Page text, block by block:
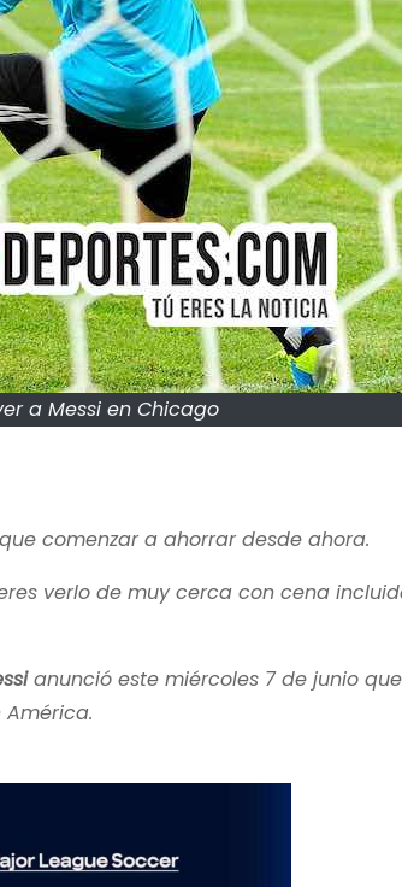
a Messi en Chicago
comenzar a ahorrar desde ahora.
verlo de muy cerca con cena
anunció este miércoles 7 de junio